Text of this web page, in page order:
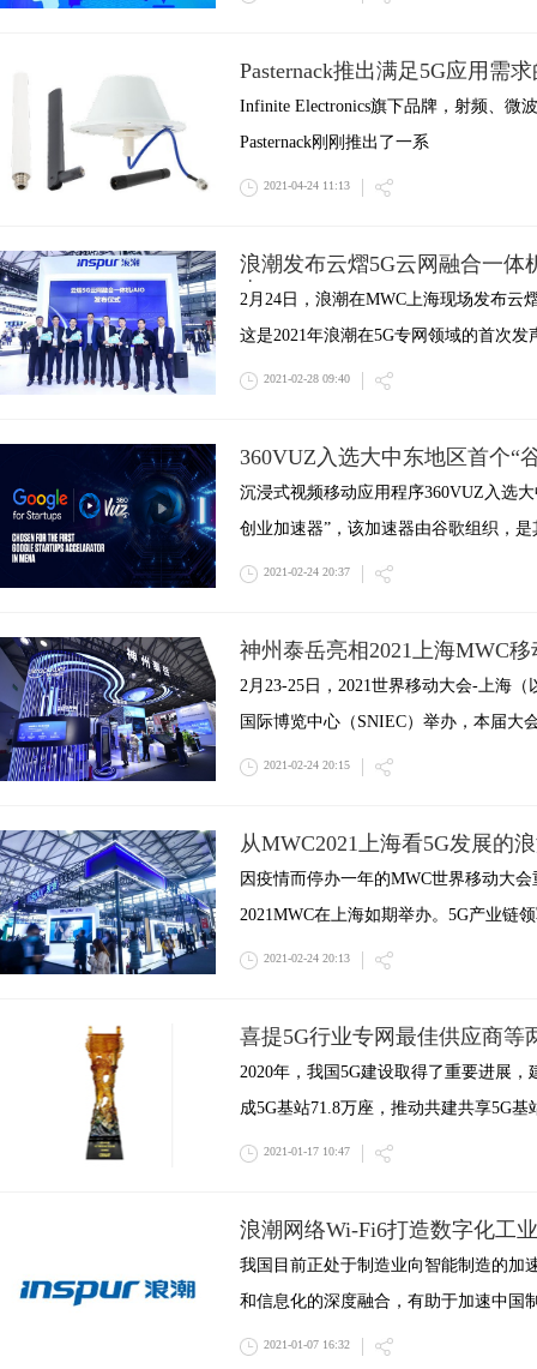
Pasternack推出满足5G应用需
Infinite Electronics旗下品牌，射频、微
Pasternack刚刚推出了一系
2021-04-24 11:13
浪潮发布云熠5G云网融合一体
态
2月24日，浪潮在MWC上海现场发布云
这是2021年浪潮在5G专网领域的首次发
2021-02-28 09:40
360VUZ入选大中东地区首个“
沉浸式视频移动应用程序360VUZ入选
创业加速器”，该加速器由谷歌组织，
2021-02-24 20:37
神州泰岳亮相2021上海MWC
2月23-25日，2021世界移动大会-上海
国际博览中心（SNIEC）举办，本届大
2021-02-24 20:15
从MWC2021上海看5G发展的
因疫情而停办一年的MWC世界移动大
2021MWC在上海如期举办。5G产业链
2021-02-24 20:13
喜提5G行业专网最佳供应商等
2020年，我国5G建设取得了重要进展
成5G基站71.8万座，推动共建共享5G基
2021-01-17 10:47
浪潮网络Wi-Fi6打造数字化工业
我国目前正处于制造业向智能制造的加
和信息化的深度融合，有助于加速中国
2021-01-07 16:32